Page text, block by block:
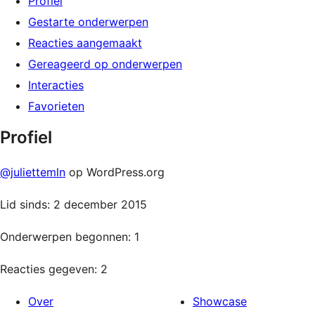
Gestarte onderwerpen
Reacties aangemaakt
Gereageerd op onderwerpen
Interacties
Favorieten
Profiel
@juliettemln op WordPress.org
Lid sinds: 2 december 2015
Onderwerpen begonnen: 1
Reacties gegeven: 2
Over
Showcase